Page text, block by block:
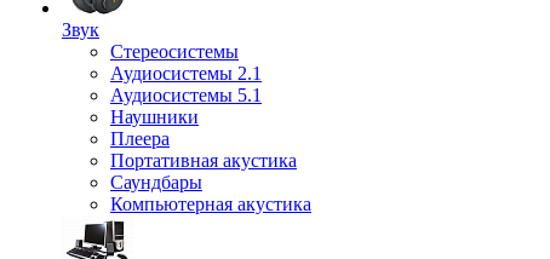
Звук
Стереосистемы
Аудиосистемы 2.1
Аудиосистемы 5.1
Наушники
Плеера
Портативная акустика
Саундбары
Компьютерная акустика